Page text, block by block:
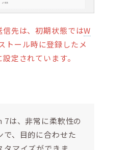
信先は、初期状態ではW
トール時に登録したメ
定されています。
は、非常に柔軟性の
で、目的に合わせた